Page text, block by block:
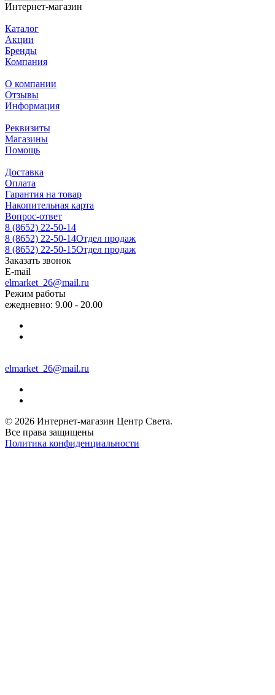
Интернет-магазин
Каталог
Акции
Бренды
Компания
О компании
Отзывы
Информация
Реквизиты
Магазины
Помощь
Доставка
Оплата
Гарантия на товар
Накопительная карта
Вопрос-ответ
8 (8652) 22-50-14
8 (8652) 22-50-14Отдел продаж
8 (8652) 22-50-15Отдел продаж
Заказать звонок
E-mail
elmarket_26@mail.ru
Режим работы
ежедневно: 9.00 - 20.00
elmarket_26@mail.ru
© 2026 Интернет-магазин Центр Света.
Все права защищены
Политика конфиденциальности